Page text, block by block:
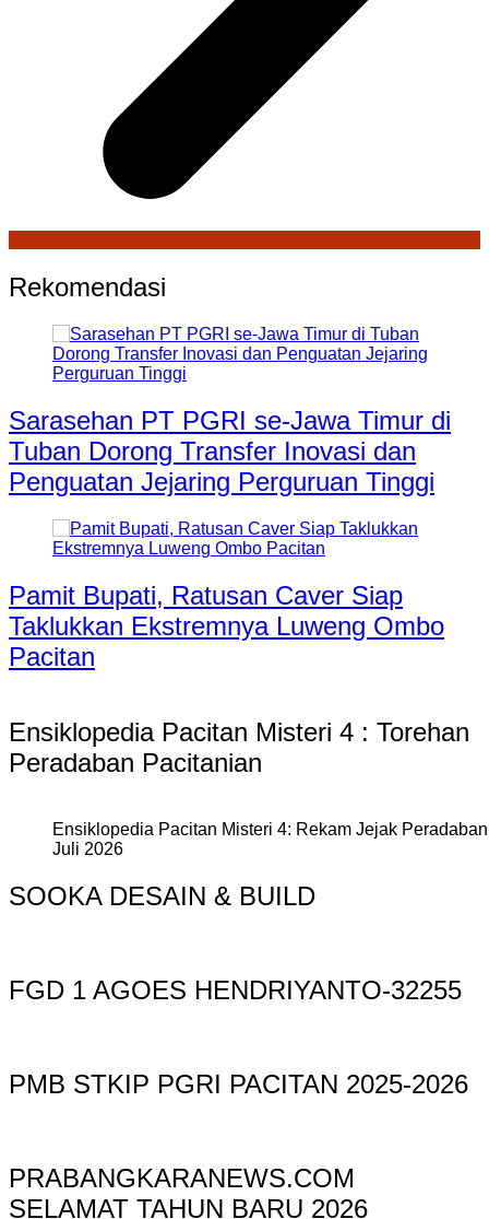
Rekomendasi
Sarasehan PT PGRI se-Jawa Timur di
Tuban Dorong Transfer Inovasi dan
Penguatan Jejaring Perguruan Tinggi
Pamit Bupati, Ratusan Caver Siap
Taklukkan Ekstremnya Luweng Ombo
Pacitan
Ensiklopedia Pacitan Misteri 4 : Torehan
Peradaban Pacitanian
Ensiklopedia Pacitan Misteri 4: Rekam Jejak
Juli 2026
SOOKA DESAIN & BUILD
FGD 1 AGOES HENDRIYANTO-32255
PMB STKIP PGRI PACITAN 2025-2026
PRABANGKARANEWS.COM
SELAMAT TAHUN BARU 2026